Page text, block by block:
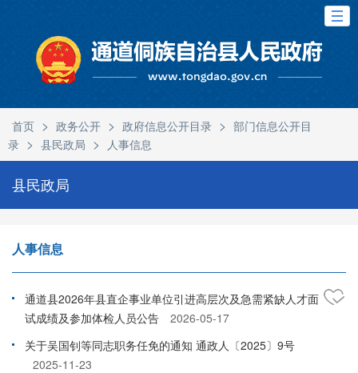
首页 > 政务公开 > 政府信息公开目录 > 部门信息公开目
录 > 县民政局 > 人事信息
县民政局
人事信息
通道县2026年县直企事业单位引进高层次及急需紧缺人才面
试成绩及参加体检人员公告
2026-05-17
关于吴国钊等同志职务任免的通知 通政人〔2025〕9号
2025-11-23